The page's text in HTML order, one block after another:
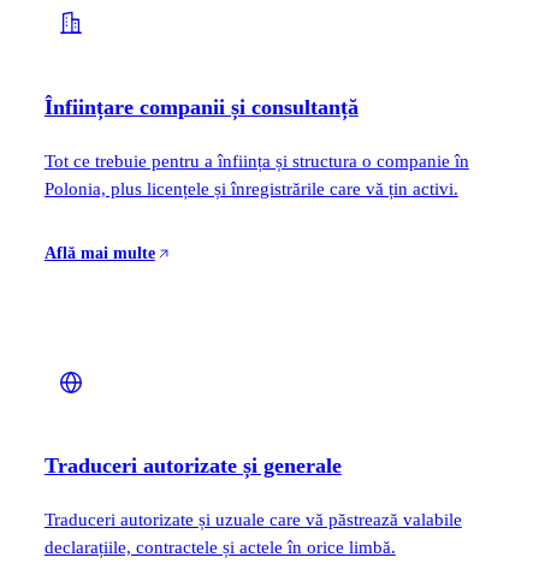
Înființare companii și consultanță
Tot ce trebuie pentru a înființa și structura o companie în
Polonia, plus licențele și înregistrările care vă țin activi.
Află mai multe
Traduceri autorizate și generale
Traduceri autorizate și uzuale care vă păstrează valabile
declarațiile, contractele și actele în orice limbă.